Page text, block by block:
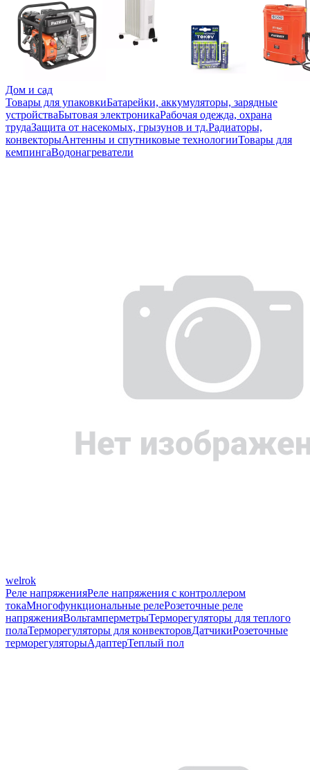
Дом и сад
Товары для упаковкиБатарейки, аккумуляторы, зарядные
устройстваБытовая электроникаРабочая одежда, охрана
трудаЗащита от насекомых, грызунов и тд.Радиаторы,
конвекторыАнтенны и спутниковые технологииТовары для
кемпингаВодонагреватели
welrok
Реле напряженияРеле напряжения с контроллером
токаМногофункциональные релеРозеточные реле
напряженияВольтамперметрыТерморегуляторы для теплого
полаТерморегуляторы для конвекторовДатчикиРозеточные
терморегуляторыАдаптерТеплый пол